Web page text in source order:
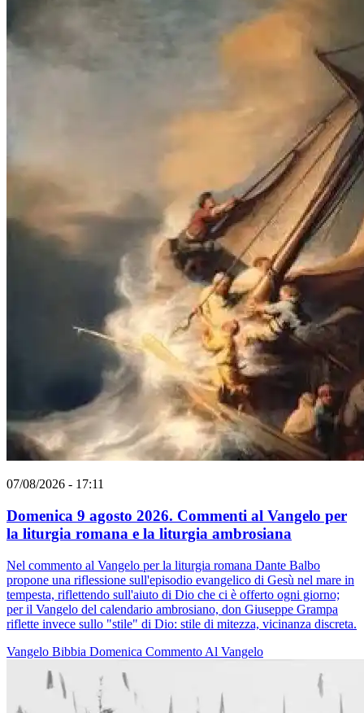
07/08/2026 - 17:11
Domenica 9 agosto 2026. Commenti al Vangelo per
la liturgia romana e la liturgia ambrosiana
Nel commento al Vangelo per la liturgia romana Dante Balbo
propone una riflessione sull'episodio evangelico di Gesù nel mare in
tempesta, riflettendo sull'aiuto di Dio che ci è offerto ogni giorno;
per il Vangelo del calendario ambrosiano, don Giuseppe Grampa
riflette invece sullo "stile" di Dio: stile di mitezza, vicinanza discreta.
Vangelo Bibbia Domenica Commento Al Vangelo